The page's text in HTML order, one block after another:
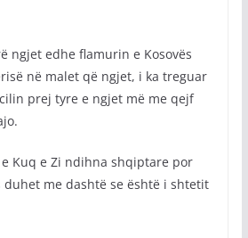
ngjet edhe flamurin e Kosovës
në malet që ngjet, i ka treguar
prej tyre e ngjet më me qejf
Kuq e Zi ndihna shqiptare por
duhet me dashtë se është i shtetit